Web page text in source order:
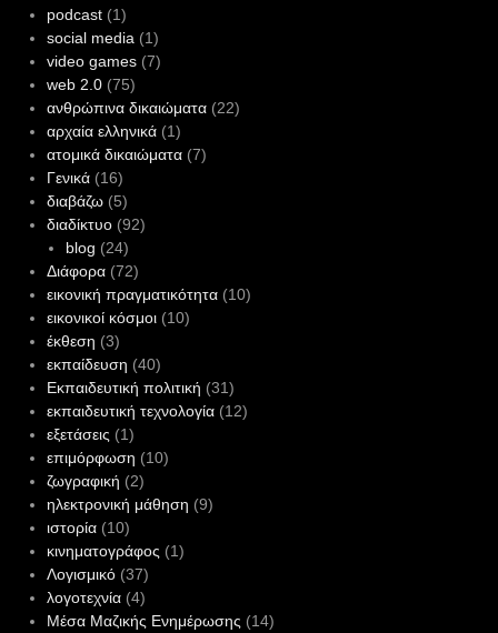
podcast(1)
social media (1)
video games(7)
web 2.0(75)
ανθρώπινα δικαιώματα(22)
αρχαία ελληνικά(1)
ατομικά δικαιώματα(7)
Γενικά(16)
διαβάζω(5)
διαδίκτυο(92)
blog (24)
Διάφορα(72)
εικονική πραγματικότητα(10)
εικονικοί κόσμοι(10)
έκθεση (3)
εκπαίδευση (40)
Εκπαιδευτική πολιτική (31)
εκπαιδευτική τεχνολογία(12)
εξετάσεις (1)
επιμόρφωση (10)
ζωγραφική (2)
ηλεκτρονική μάθηση (9)
ιστορία(10)
κινηματογράφος (1)
Λογισμικό(37)
λογοτεχνία(4)
Μέσα Μαζικής Ενημέρωσης (14)